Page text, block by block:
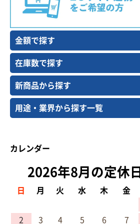
金額で探す
在庫数で探す
新商品から探す
用途・業界から探す一覧
カレンダー
2026年8月の定休日
日 月 火 水 木 金
2
3 4 5 6 7